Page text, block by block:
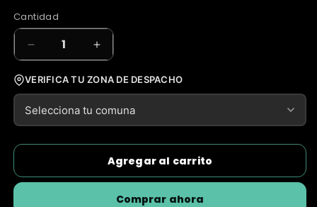
Cantidad
Cantidad
Reducir
cantidad
para
Dispensador
Natural
+
Aumentar
cantidad
para
Dispensador
Natural
+
Bidones
Sauces
VERIFICA TU ZONA DE DESPACHO
Agregar al carrito
Comprar ahora